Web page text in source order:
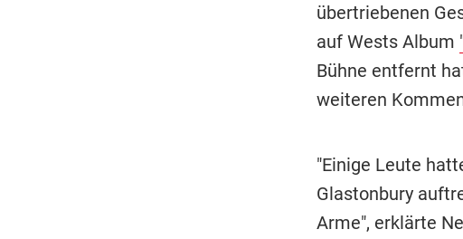
übertriebenen
auf Wests Album
Bühne entfernt
weiteren
"Einige Leute
Glastonbury
Arme", erklärte